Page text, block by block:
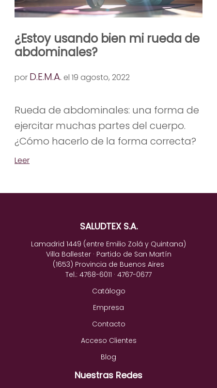
¿Estoy usando bien mi rueda de
abdominales?
por D.E.M.A. el 19 agosto, 2022
Rueda de abdominales: una forma de
ejercitar muchas partes del cuerpo.
¿Cómo hacerlo de la forma correcta?
Leer
SALUDTEX S.A.
Lamadrid 1449 (entre Emilio Zolá y Quintana)
Villa Ballester · Partido de San Martín
(1653) Provincia de Buenos Aires
Tel.: 4768-6011 · 4767-0677
Catálogo
Empresa
Contacto
Acceso Clientes
Blog
Nuestras Redes